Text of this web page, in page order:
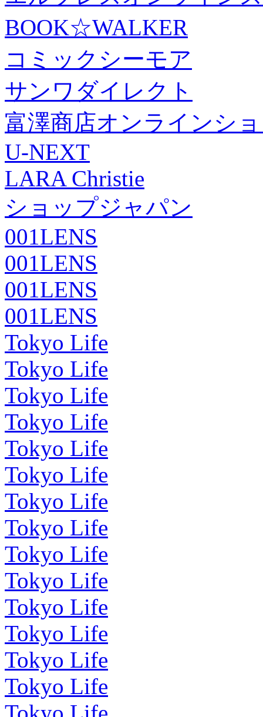
BOOK☆WALKER
コミックシーモア
サンワダイレクト
富澤商店オンラインシ
U-NEXT
LARA Christie
ショップジャパン
001LENS
001LENS
001LENS
001LENS
Tokyo Life
Tokyo Life
Tokyo Life
Tokyo Life
Tokyo Life
Tokyo Life
Tokyo Life
Tokyo Life
Tokyo Life
Tokyo Life
Tokyo Life
Tokyo Life
Tokyo Life
Tokyo Life